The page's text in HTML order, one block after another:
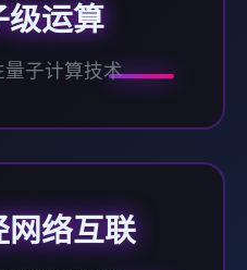
级运算
量子计算技术
网络互联